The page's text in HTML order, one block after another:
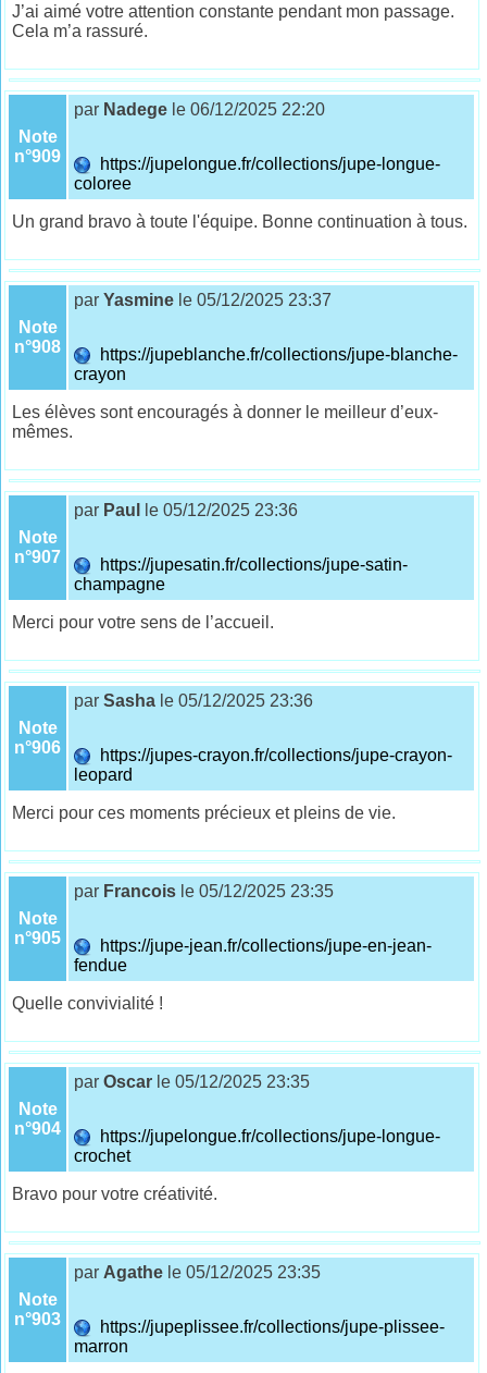
J’ai aimé votre attention constante pendant mon passage.
Cela m’a rassuré.
Note
n°909
par Nadege le 06/12/2025 22:20
https://jupelongue.fr/collections/jupe-longue-
coloree
Un grand bravo à toute l'équipe. Bonne continuation à tous.
Note
n°908
parYasmine le 05/12/2025 23:37
https://jupeblanche.fr/collections/jupe-blanche-
crayon
Les élèves sont encouragés à donner le meilleur d’eux-
mêmes.
Note
n°907
par Paul le 05/12/2025 23:36
https://jupesatin.fr/collections/jupe-satin-
champagne
Merci pour votre sens de l’accueil.
Note
n°906
parSasha le 05/12/2025 23:36
https://jupes-crayon.fr/collections/jupe-crayon-
leopard
Merci pour ces moments précieux et pleins de vie.
Note
n°905
par Francois le 05/12/2025 23:35
https://jupe-jean.fr/collections/jupe-en-jean-
fendue
Quelle convivialité !
Note
n°904
parOscar le 05/12/2025 23:35
https://jupelongue.fr/collections/jupe-longue-
crochet
Bravo pour votre créativité.
Note
n°903
par Agathe le 05/12/2025 23:35
https://jupeplissee.fr/collections/jupe-plissee-
marron